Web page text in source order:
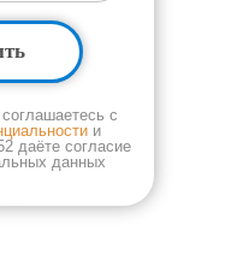
с
и
даёте согласие
данных